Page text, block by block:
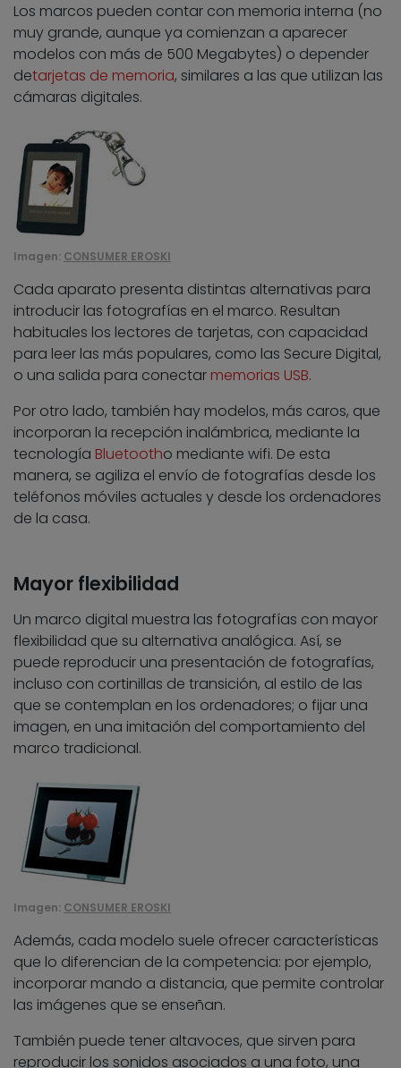
Los marcos pueden contar con memoria interna (no
muy grande, aunque ya comienzan a aparecer
modelos con más de 500 Megabytes) o depender
detarjetas de memoria, similares a las que utilizan las
cámaras digitales.
Imagen: CONSUMER EROSKI
Cada aparato presenta distintas alternativas para
introducir las fotografías en el marco. Resultan
habituales los lectores de tarjetas, con capacidad
para leer las más populares, como las Secure Digital,
o una salida para conectar memorias USB.
Por otro lado, también hay modelos, más caros, que
incorporan la recepción inalámbrica, mediante la
tecnología Bluetootho mediante wifi. De esta
manera, se agiliza el envío de fotografías desde los
teléfonos móviles actuales y desde los ordenadores
de la casa.
Mayor flexibilidad
Un marco digital muestra las fotografías con mayor
flexibilidad que su alternativa analógica. Así, se
puede reproducir una presentación de fotografías,
incluso con cortinillas de transición, al estilo de las
que se contemplan en los ordenadores; o fijar una
imagen, en una imitación del comportamiento del
marco tradicional.
Imagen: CONSUMER EROSKI
Además, cada modelo suele ofrecer características
que lo diferencian de la competencia: por ejemplo,
incorporar mando a distancia, que permite controlar
las imágenes que se enseñan.
También puede tener altavoces, que sirven para
reproducir los sonidos asociados a una foto, una